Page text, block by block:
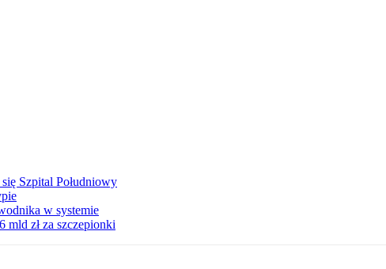
Szpital Południowy
w systemie
mld zł za szczepionki